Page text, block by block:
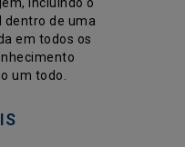
dentro de uma
em todos os
um todo.